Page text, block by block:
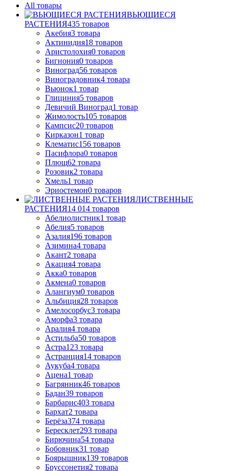
All товары
ВЬЮЩИЕСЯ
РАСТЕНИЯ435 товаров
Акебия3 товара
Актинидия18 товаров
Аристолохия0 товаров
Бигнония0 товаров
Виноград56 товаров
Виноградовник4 товара
Вьюнок1 товар
Глициния5 товаров
Девичий Виноград1 товар
Жимолость105 товаров
Кампсис20 товаров
Кирказон1 товар
Клематис156 товаров
Пасифлора0 товаров
Плющ62 товара
Розовик2 товара
Хмель1 товар
Эриостемон0 товаров
ЛИСТВЕННЫЕ
РАСТЕНИЯ14 014 товаров
Абелиолистник1 товар
Абелия5 товаров
Азалия196 товаров
Азимина4 товара
Акант2 товара
Акация4 товара
Акка0 товаров
Акмена0 товаров
Алангиум0 товаров
Альбиция28 товаров
Амелосорбус3 товара
Аморфа3 товара
Аралия4 товара
Астильба50 товаров
Астра123 товара
Астранция14 товаров
Аукуба4 товара
Ацена1 товар
Багрянник46 товаров
Бадан39 товаров
Барбарис403 товара
Бархат2 товара
Берёза374 товара
Бересклет293 товара
Бирючина54 товара
Бобовник31 товар
Боярышник139 товаров
Бруссонетия2 товара